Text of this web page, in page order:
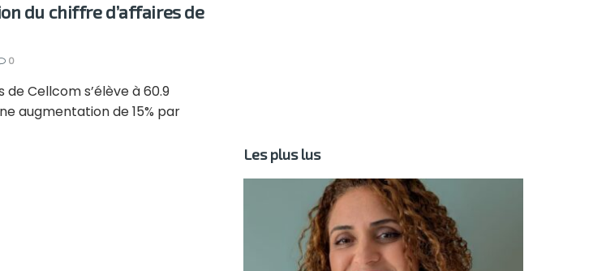
du chiffre d’affaires de
0
de Cellcom s’élève à 60.9
augmentation de 15% par
Les plus lus